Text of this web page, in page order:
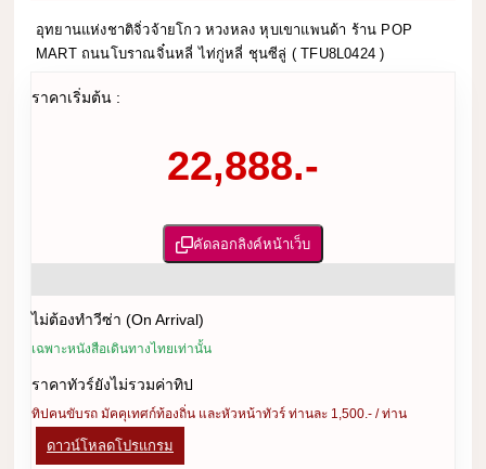
อุทยานแห่งชาติจิ่วจ้ายโกว หวงหลง หุบเขาแพนด้า ร้าน POP
MART ถนนโบราณจิ๋นหลี่ ไท่กู่หลี่ ชุนซีลู่ ( TFU8L0424 )
ราคาเริ่มต้น :
22,888.-
คัดลอกลิงค์หน้าเว็บ
ไม่ต้องทำวีซ่า (On Arrival)
เฉพาะหนังสือเดินทางไทยเท่านั้น
ราคาทัวร์ยังไม่รวมค่าทิป
ทิปคนขับรถ มัคคุเทศก์ท้องถิ่น และหัวหน้าทัวร์ ท่านละ 1,500.- / ท่าน
ดาวน์โหลดโปรแกรม